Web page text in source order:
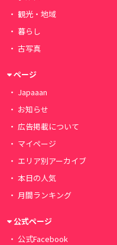
観光・地域
暮らし
古写真
ページ
Japaaan
お知らせ
広告掲載について
マイページ
エリア別アーカイブ
本日の人気
月間ランキング
公式ページ
公式Facebook